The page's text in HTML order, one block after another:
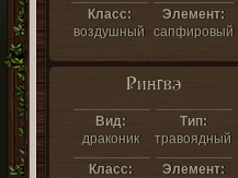
Класс:
воздушный
Элемент:
сапфировый
Рингвэ
Вид:
драконик
Тип:
травоядный
Класс:
Элемент: